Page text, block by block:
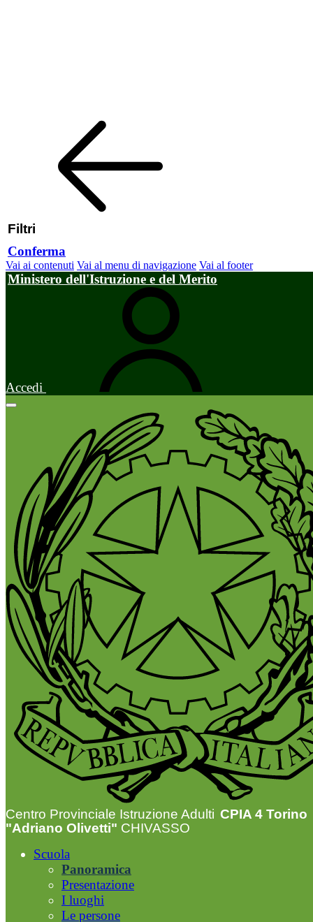
Filtri
Conferma
Vai ai contenuti Vai al menu di navigazione Vai al footer
Ministero dell'Istruzione e del Merito
Accedi
Centro Provinciale Istruzione Adulti CPIA 4 Torino
"Adriano Olivetti" CHIVASSO
Scuola
Panoramica
Presentazione
I luoghi
Le persone